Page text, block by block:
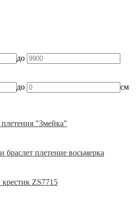
до
до
см
"Змейка"
браслет плетение восьмерка
ZS7715